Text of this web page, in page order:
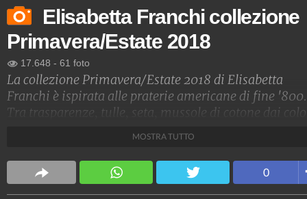
Elisabetta Franchi collezione
Primavera/Estate 2018
17.648 - 61 foto
La collezione Primavera/Estate 2018 di Elisabetta
Franchi è ispirata alle praterie americane di fine '800.
Tra trasparenze, tulle, seta, mussole di cotone dai
madre terra, coperte da abiti lunghi e raffinati.
MOSTRA TUTTO
0